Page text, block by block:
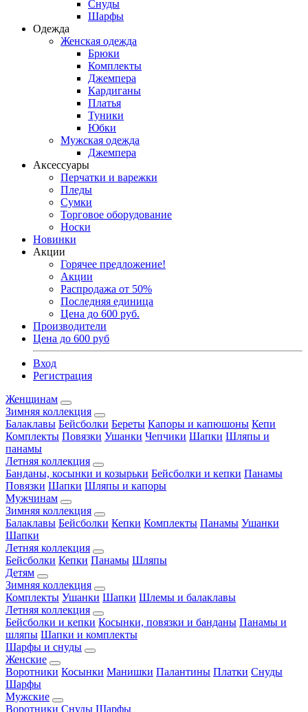
Снуды
Шарфы
Одежда
Женская одежда
Брюки
Комплекты
Джемпера
Кардиганы
Платья
Туники
Юбки
Мужская одежда
Джемпера
Аксессуары
Перчатки и варежки
Пледы
Сумки
Торговое оборудование
Носки
Новинки
Акции
Горячее предложение!
Акции
Распродажа от 50%
Последняя единица
Цена до 600 руб.
Производители
Цена до 600 руб
Вход
Регистрация
Женщинам
Зимняя коллекция
Балаклавы Бейсболки Береты Капоры и капюшоны Кепи
Комплекты Повязки Ушанки Чепчики Шапки Шляпы и
панамы
Летняя коллекция
Банданы, косынки и козырьки Бейсболки и кепки Панамы
Повязки Шапки Шляпы и капоры
Мужчинам
Зимняя коллекция
Балаклавы Бейсболки Кепки Комплекты Панамы Ушанки
Шапки
Летняя коллекция
Бейсболки Кепки Панамы Шляпы
Детям
Зимняя коллекция
Комплекты Ушанки Шапки Шлемы и балаклавы
Летняя коллекция
Бейсболки и кепки Косынки, повязки и банданы Панамы и
шляпы Шапки и комплекты
Шарфы и снуды
Женские
Воротники Косынки Манишки Палантины Платки Снуды
Шарфы
Мужские
Воротники Снуды Шарфы